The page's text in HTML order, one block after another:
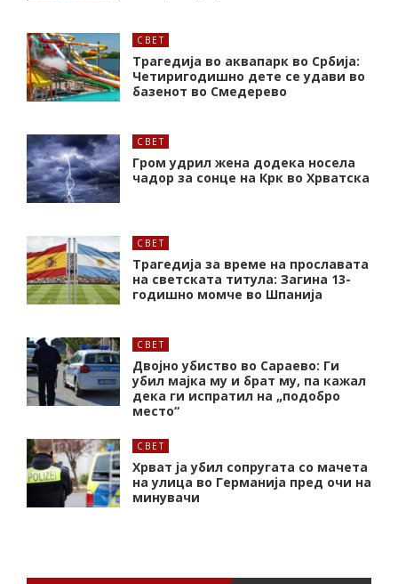
СВЕТ
Трагедија во аквапарк во Србија:
Четиригодишно дете се удави во
базенот во Смедерево
СВЕТ
Гром удрил жена додека носела
чадор за сонце на Крк во Хрватска
СВЕТ
Трагедија за време на прославата
на светската титула: Загина 13-
годишно момче во Шпанија
СВЕТ
Двојно убиство во Сараево: Ги
убил мајка му и брат му, па кажал
дека ги испратил на „подобро
место“
СВЕТ
Хрват ја убил сопругата со мачета
на улица во Германија пред очи на
минувачи